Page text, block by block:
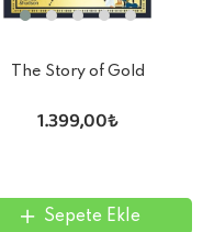
The Story of Gold
1.399,00₺
Sepete Ekle